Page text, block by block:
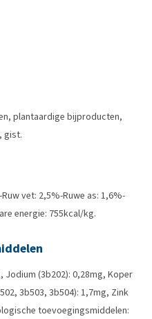
plantaardige bijproducten,
gist.
vet: 2,5%-Ruwe as: 1,6%-
energie: 755kcal/kg.
Jodium (3b202): 0,28mg, Koper
3b503, 3b504): 1,7mg, Zink
toevoegingsmiddelen: